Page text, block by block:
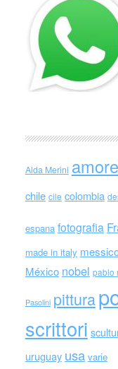
Alda Merini amore
chile cile colombia
espana fotografia
made in italy
México nobel pablo
Pasolini pittura
scrittori
uruguay usa varie